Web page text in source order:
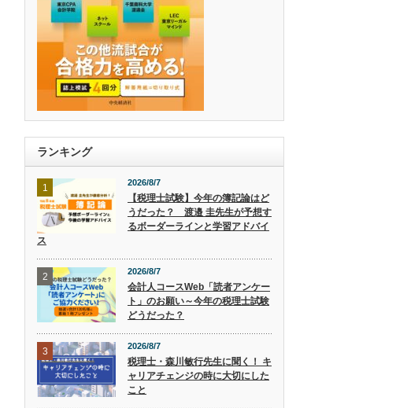
ランキング
1 2026/8/7
【税理士試験】今年の簿記論はど
うだった？ 渡邉 圭先生が予想す
るボーダーラインと学習アドバイ
ス
2 2026/8/7
会計人コースWeb「読者アンケー
ト」のお願い～今年の税理士試験
どうだった？
3 2026/8/7
税理士・森川敏行先生に聞く！ キ
ャリアチェンジの時に大切にした
こと